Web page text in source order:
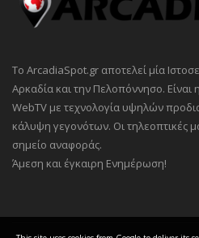
Το ArcadiaSpot.gr αποτελεί μία
Αρκαδία και την Πελοπόννησο. Είναι
WebTV με τεχνολογία υψηλών
κάλυψη γεγονότων. Οι τηλεοπτικές
σημείο αναφοράς.
Άμεση και έγκαιρη Ενημέρωση!